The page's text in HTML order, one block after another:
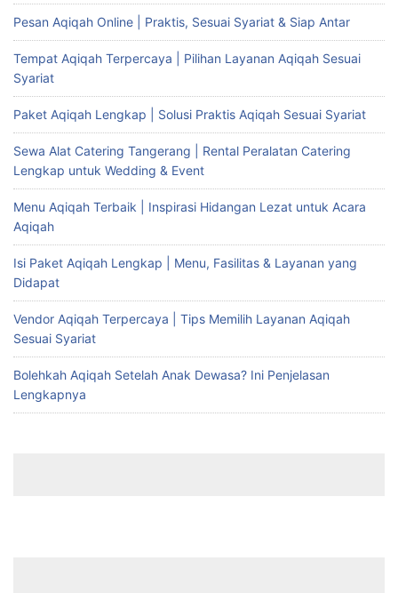
Pesan Aqiqah Online | Praktis, Sesuai Syariat & Siap Antar
Tempat Aqiqah Terpercaya | Pilihan Layanan Aqiqah Sesuai
Syariat
Paket Aqiqah Lengkap | Solusi Praktis Aqiqah Sesuai Syariat
Sewa Alat Catering Tangerang | Rental Peralatan Catering
Lengkap untuk Wedding & Event
Menu Aqiqah Terbaik | Inspirasi Hidangan Lezat untuk Acara
Aqiqah
Isi Paket Aqiqah Lengkap | Menu, Fasilitas & Layanan yang
Didapat
Vendor Aqiqah Terpercaya | Tips Memilih Layanan Aqiqah
Sesuai Syariat
Bolehkah Aqiqah Setelah Anak Dewasa? Ini Penjelasan
Lengkapnya